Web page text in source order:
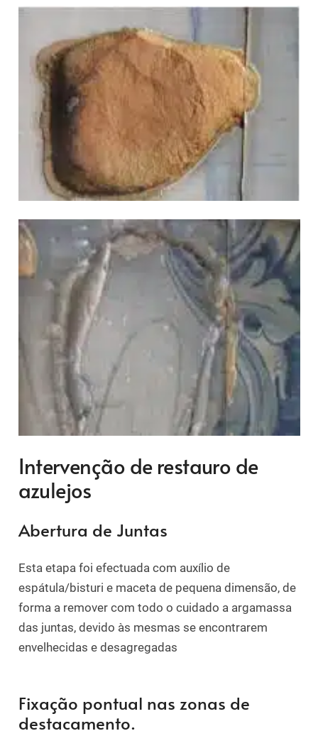
Intervenção de restauro de
azulejos
Abertura de Juntas
Esta etapa foi efectuada com auxílio de
espátula/bisturi e maceta de pequena dimensão, de
forma a remover com todo o cuidado a argamassa
das juntas, devido às mesmas se encontrarem
envelhecidas e desagregadas
Fixação pontual nas zonas de
destacamento.